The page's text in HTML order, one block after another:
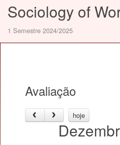
Sociology of
1 Semestre 2024/2025
Avaliação
hoje